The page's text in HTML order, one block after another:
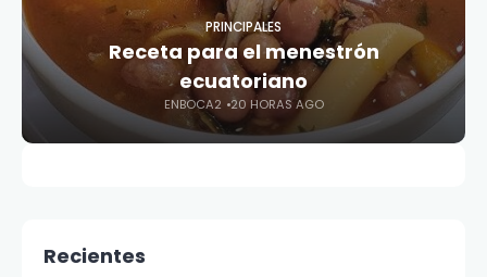
PRINCIPALES
Receta para el menestrón
ecuatoriano
ENBOCA2 20 HORAS AGO
Recientes